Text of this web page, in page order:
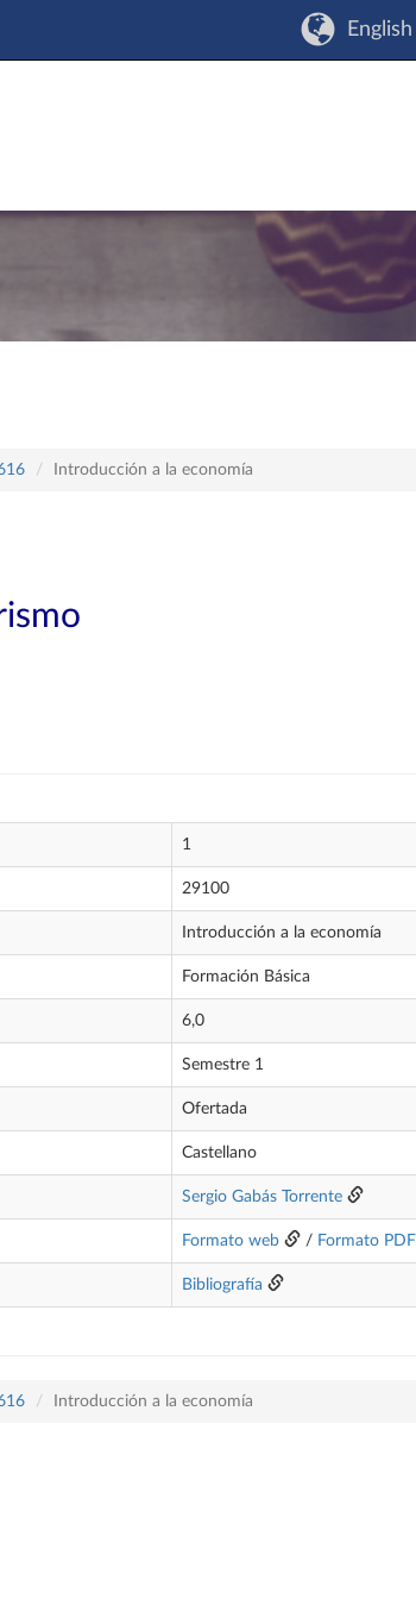
English
Introducción a la economía
1
29100
Introducción a la economía
Formación Básica
6,0
Semestre 1
Ofertada
Castellano
Sergio Gabás Torrente
Formato web / Formato PDF
Bibliografía
Introducción a la economía